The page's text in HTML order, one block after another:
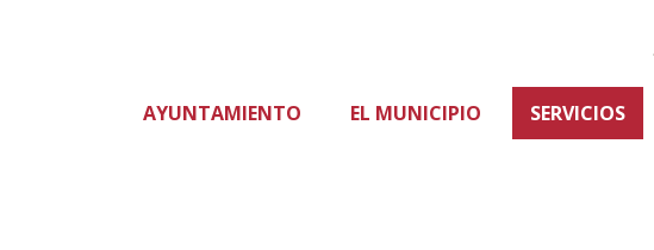
AYUNTAMIENTO EL MUNICIPIO SERVICIOS